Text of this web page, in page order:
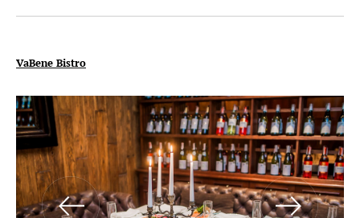
VaBene Bistro